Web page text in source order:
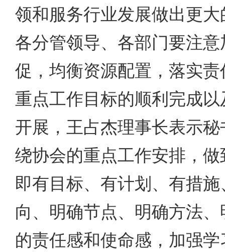
领和服务行业发展做出更
各分管领导、各部门要注
促，均衡资源配置，落实
重点工作目标的顺利完成
开展，王占杰理事长表示
绕协会的重点工作安排，做
即有目标、有计划、有措
向、明确节点、明确方法
的责任感和使命感，加强